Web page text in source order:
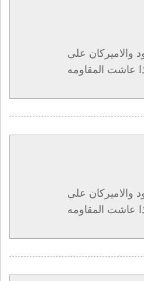
والاميركان على
عاشت المقاومه
والاميركان على
عاشت المقاومه